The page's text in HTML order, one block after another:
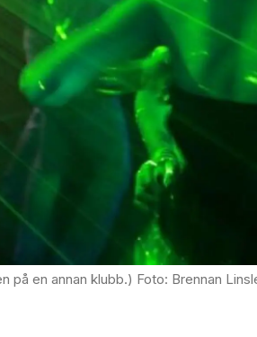
på en annan klubb.) Foto: Brennan